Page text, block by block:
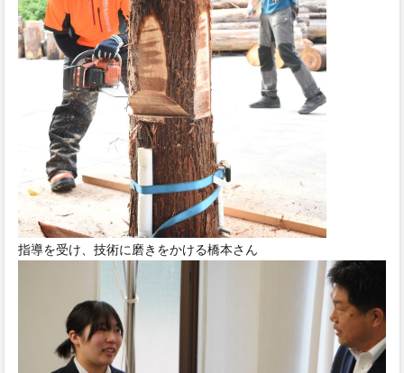
指導を受け、技術に磨きをかける橋本さん